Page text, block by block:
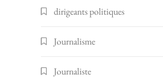
dirigeants politiques
Journalisme
Journaliste